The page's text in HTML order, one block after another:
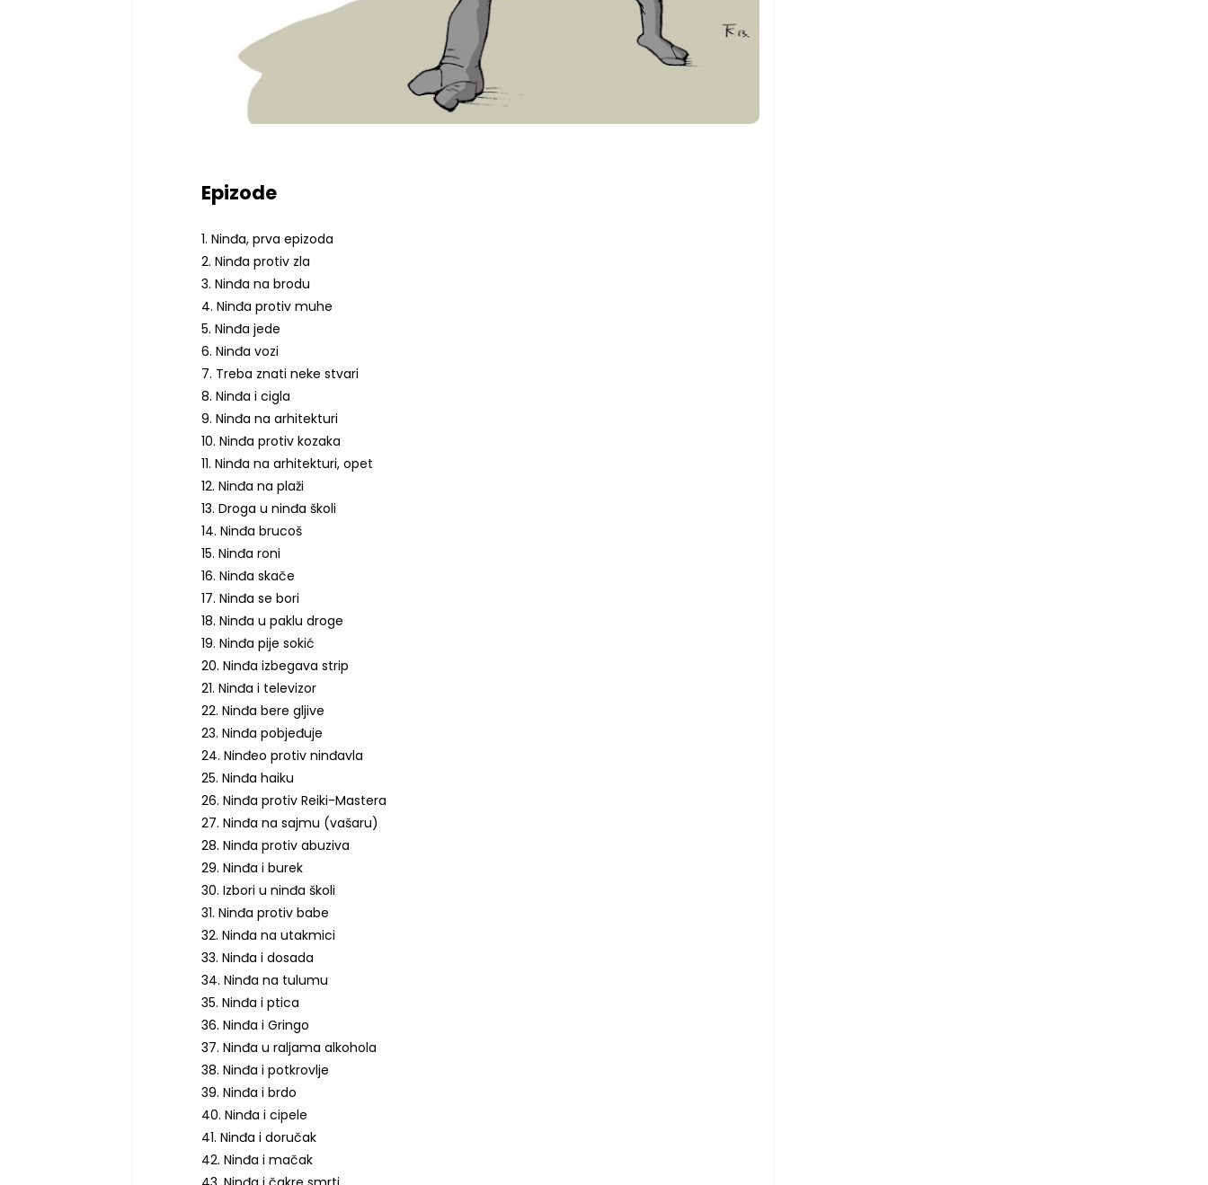
Epizode
1. Ninđa, prva epizoda
2. Ninđa protiv zla
3. Ninđa na brodu
4. Ninđa protiv muhe
5. Ninđa jede
6. Ninđa vozi
7. Treba znati neke stvari
8. Ninđa i cigla
9. Ninđa na arhitekturi
10. Ninđa protiv kozaka
11. Ninđa na arhitekturi, opet
12. Ninđa na plaži
13. Droga u ninđa školi
14. Ninđa brucoš
15. Ninđa roni
16. Ninđa skače
17. Ninđa se bori
18. Ninđa u paklu droge
19. Ninđa pije sokić
20. Ninđa izbegava strip
21. Ninđa i televizor
22. Ninđa bere gljive
23. Ninđa pobjeđuje
24. Ninđeo protiv ninđavla
25. Ninđa haiku
26. Ninđa protiv Reiki-Mastera
27. Ninđa na sajmu (vašaru)
28. Ninđa protiv abuziva
29. Ninđa i burek
30. Izbori u ninđa školi
31. Ninđa protiv babe
32. Ninđa na utakmici
33. Ninđa i dosada
34. Ninđa na tulumu
35. Ninđa i ptica
36. Ninđa i Gringo
37. Ninđa u raljama alkohola
38. Ninđa i potkrovlje
39. Ninđa i brdo
40. Ninđa i cipele
41. Ninđa i doručak
42. Ninđa i mačak